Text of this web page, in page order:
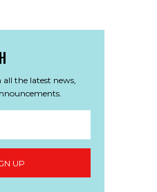
the latest news,
UP